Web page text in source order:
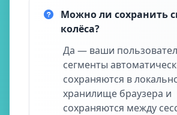
Можно ли сохранить
колёса?
Да — ваши
сегменты
сохраняются в
хранилище браузера и
сохраняются между